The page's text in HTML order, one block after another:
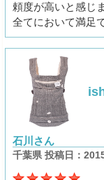
頼度が高いと感じ
全てにおいて満足
石川さん
千葉県 投稿日：